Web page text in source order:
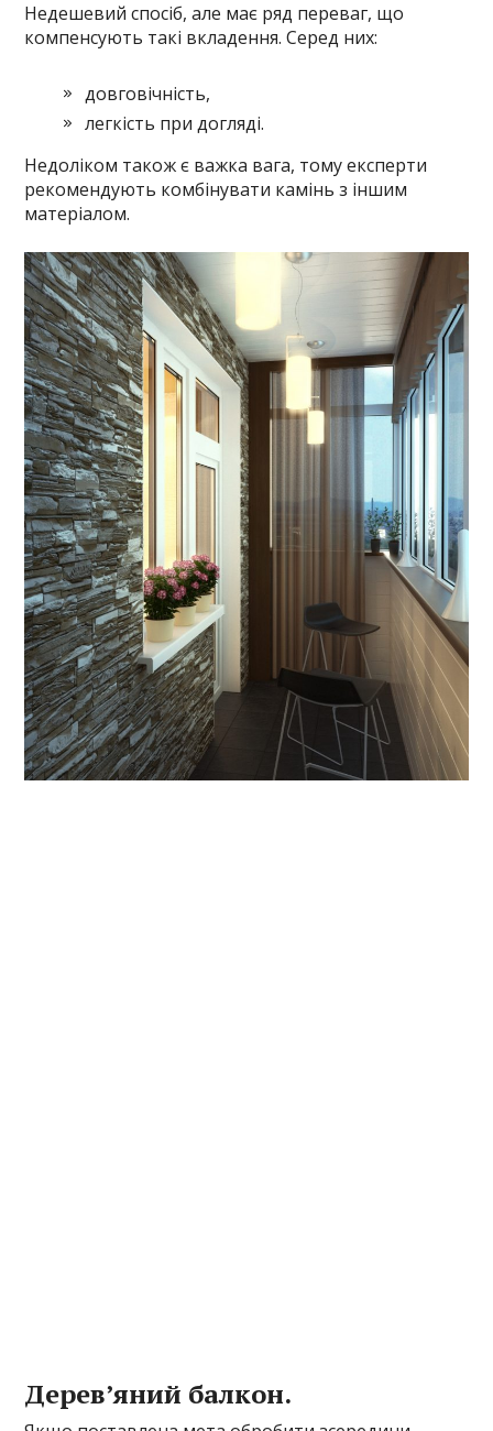
Недешевий спосіб, але має ряд переваг, що
компенсують такі вкладення. Серед них:
довговічність,
легкість при догляді.
Недоліком також є важка вага, тому експерти
рекомендують комбінувати камінь з іншим
матеріалом.
Дерев’яний балкон.